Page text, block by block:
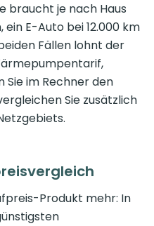
braucht je nach Haus
ein E-Auto bei 12.000 km
Fällen lohnt der
im Rechner den
Sie zusätzlich
Produkt mehr: In